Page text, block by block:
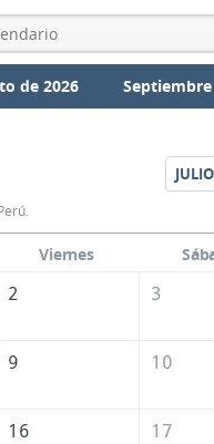
de 2026
JULIO
Viernes
2 3
9 10
16 17